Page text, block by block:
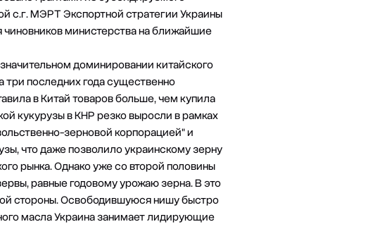
с.г. МЭРТ Экспортной стратегии Украины
министерства на ближайшие
доминировании китайского
три последних года существенно
в Китай товаров больше, чем купила
кукурузы в КНР резко выросли в рамках
зерновой корпорацией" и
что даже позволило украинскому зерну
рынка. Однако уже со второй половины
равные годовому урожаю зерна. В это
стороны. Освободившуюся нишу быстро
масла Украина занимает лидирующие